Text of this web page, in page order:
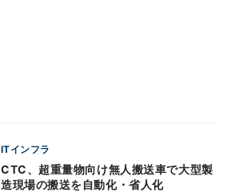
ITインフラ
CTC、超重量物向け無人搬送車で大型製
造現場の搬送を自動化・省人化